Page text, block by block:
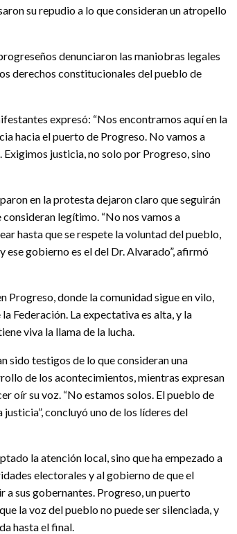
su repudio a lo que consideran un atropello
denunciaron las maniobras legales
derechos constitucionales del pueblo de
expresó: “Nos encontramos aquí en la
hacia el puerto de Progreso. No vamos a
justicia, no solo por Progreso, sino
en la protesta dejaron claro que seguirán
legítimo. “No nos vamos a
hasta que se respete la voluntad del pueblo,
gobierno es el del Dr. Alvarado”, afirmó
Progreso, donde la comunidad sigue en vilo,
Federación. La expectativa es alta, y la
viva la llama de la lucha.
sido testigos de lo que consideran una
de los acontecimientos, mientras expresan
oír su voz. “No estamos solos. El pueblo de
concluyó uno de los líderes del
la atención local, sino que ha empezado a
electorales y al gobierno de que el
sus gobernantes. Progreso, un puerto
la voz del pueblo no puede ser silenciada, y
hasta el final.